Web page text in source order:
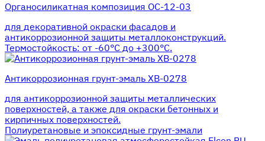
Органосиликатная композиция ОС-12-03
для декоративной окраски фасадов и
антикоррозионной защиты металлоконструкций.
Термостойкость: от -60°С до +300°С.
Антикоррозионная грунт-эмаль ХВ-0278
для антикоррозионной защиты металлических
поверхностей, а также для окраски бетонных и
кирпичных поверхностей.
Полиуретановые и эпоксидные грунт-эмали